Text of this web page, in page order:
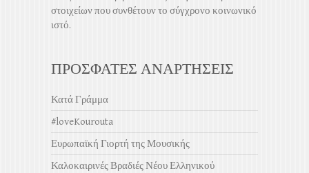
στοιχείων που συνθέτουν το σύγχρονο κοινωνικό
ιστό.
ΠΡΟΣΦΑΤΕΣ ΑΝΑΡΤΗΣΕΙΣ
Κατά Γράμμα
#loveKourouta
Ευρωπαϊκή Γιορτή της Μουσικής
Καλοκαιρινές Βραδιές Νέου Ελληνικού